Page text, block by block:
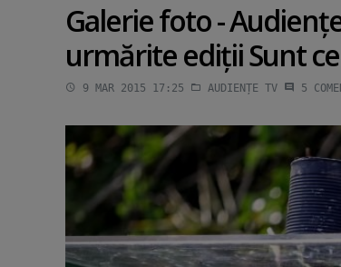
Galerie foto -
urmărite ediţii Sunt
9 MAR 2015 17:25 AUDIENȚE TV 5